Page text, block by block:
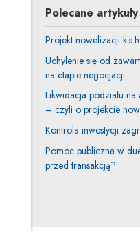
Polecane artykuły
Projekt nowelizacji
Uchylenie się od
na etapie negocjacji
Likwidacja podziału
– czyli o projekcie
Kontrola inwestycji
Pomoc publiczna w
przed transakcją?